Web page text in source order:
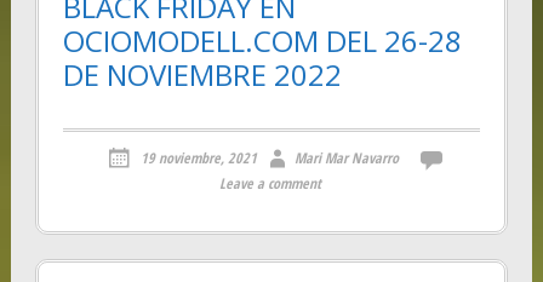
OCIOMODELL.COM DEL 26-28
DE NOVIEMBRE 2022
19 noviembre, 2021
Mari Mar Navarro
Leave a comment